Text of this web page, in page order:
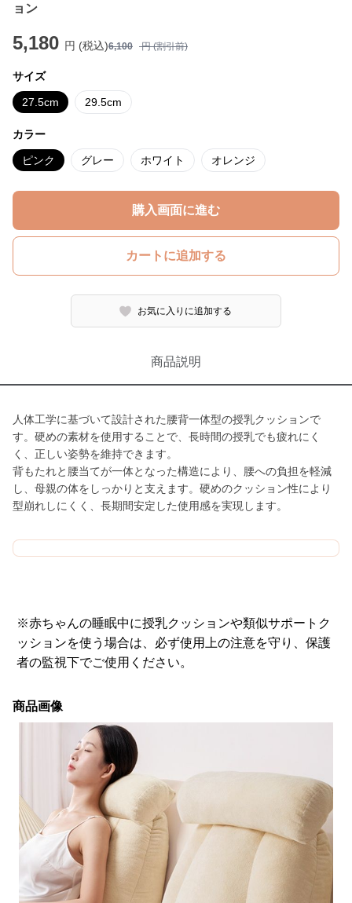
ョン
5,180 円 (税込)6,100 円 (割引前)
サイズ
27.5cm 29.5cm
カラー
ピンク グレー ホワイト オレンジ
購入画面に進む
カートに追加する
お気に入りに追加する
商品説明
人体工学に基づいて設計された腰背一体型の授乳クッションで
す。硬めの素材を使用することで、長時間の授乳でも疲れにく
く、正しい姿勢を維持できます。
背もたれと腰当てが一体となった構造により、腰への負担を軽減
し、母親の体をしっかりと支えます。硬めのクッション性により
型崩れしにくく、長期間安定した使用感を実現します。
※赤ちゃんの睡眠中に授乳クッションや類似サポートク
ッションを使う場合は、必ず使用上の注意を守り、保護
者の監視下でご使用ください。
商品画像